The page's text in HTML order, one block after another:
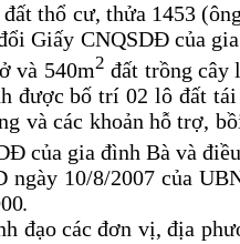
đất thổ cư, thửa 1453
Giấy CNQSDĐ của
và 540m2 đất trồng cây
được bố trí 02 lô đất
và các khoản hỗ trợ,
của gia đình Bà và
10/8/2007 của
.
đạo các đơn vị, địa